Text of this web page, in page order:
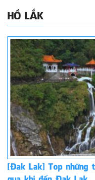
HỒ LẮK
[Đak Lak] Top những